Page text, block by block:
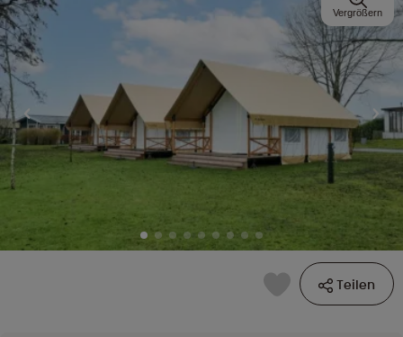
Teilen
Vergrößern